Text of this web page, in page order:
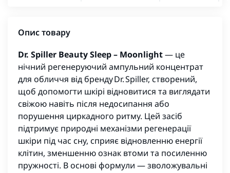
Опис товару
Dr. Spiller Beauty Sleep – Moonlight— це
нічний регенеруючий ампульний концентрат
для обличчя від бренду Dr. Spiller, створений,
щоб допомогти шкірі відновитися та виглядати
свіжою навіть після недосипання або
порушення циркадного ритму. Цей засіб
підтримує природні механізми регенерації
шкіри під час сну, сприяє відновленню енергії
клітин, зменшенню ознак втоми та посиленню
пружності. В основі формули — зволожувальні